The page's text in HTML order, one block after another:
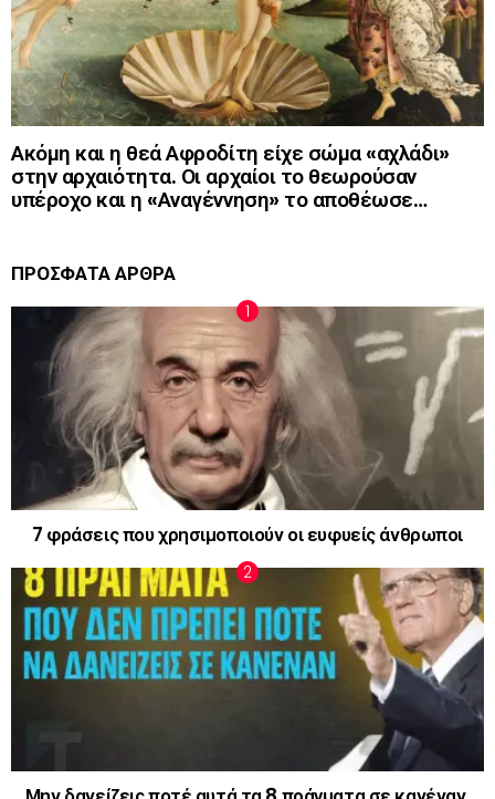
Ακόμη και η θεά Αφροδίτη είχε σώμα «αχλάδι»
στην αρχαιότητα. Οι αρχαίοι το θεωρούσαν
υπέροχο και η «Αναγέννηση» το αποθέωσε…
ΠΡΟΣΦΑΤΑ ΑΡΘΡΑ
7 φράσεις που χρησιμοποιούν οι ευφυείς άνθρωποι